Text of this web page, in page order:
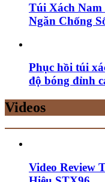
Túi Xách
Ngăn Chống
Phục hồi túi
độ bóng đỉnh
Videos
Video Review